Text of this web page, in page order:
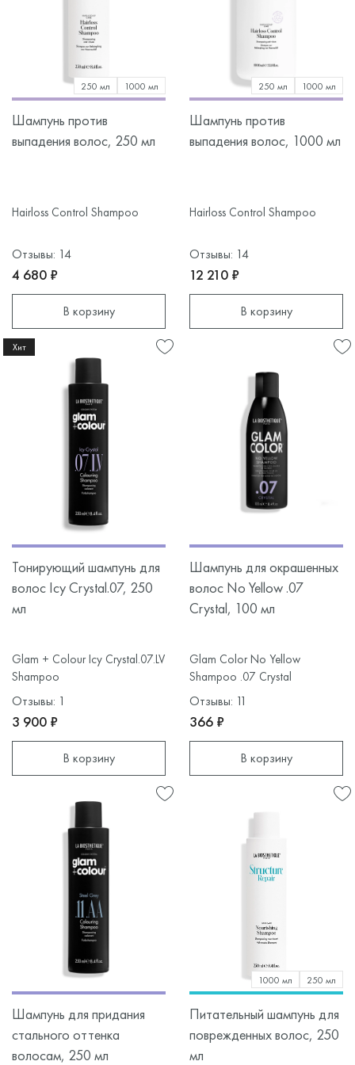
250 мл 1000 мл
Шампунь против
выпадения волос, 250 мл
Hairloss Control Shampoo
Отзывы: 14
4 680 ₽
В корзину
250 мл 1000 мл
Шампунь против
выпадения волос, 1000 мл
Hairloss Control Shampoo
Отзывы: 14
12 210 ₽
В корзину
Хит
Тонирующий шампунь для
волос Icy Crystal.07, 250
мл
Glam + Colour Icy Crystal.07.LV
Shampoo
Отзывы: 1
3 900 ₽
В корзину
Шампунь для окрашенных
волос No Yellow .07
Crystal, 100 мл
Glam Color No Yellow
Shampoo .07 Crystal
Отзывы: 11
366 ₽
В корзину
Шампунь для придания
стального оттенка
волосам, 250 мл
1000 мл 250 мл
Питательный шампунь для
поврежденных волос, 250
мл